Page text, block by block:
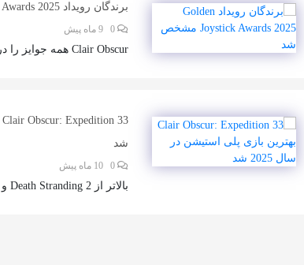
برندگان رویداد Golden Joystick Awards 2025 مشخص شد
0 9 ماه پیش
Clair Obscur همه جوایز را درو کرد
شد
0 10 ماه پیش
بالاتر از Death Stranding 2 و Ghost of Yotei